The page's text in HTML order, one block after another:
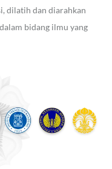
dilatih dan diarahkan
bidang ilmu yang